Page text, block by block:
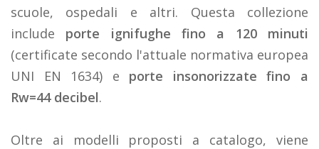
scuole, ospedali e altri. Questa collezione
include porte ignifughe fino a 120 minuti
(certificate secondo l'attuale normativa europea
UNI EN 1634) e porte insonorizzate fino a
Rw=44 decibel.
Oltre ai modelli proposti a catalogo, viene